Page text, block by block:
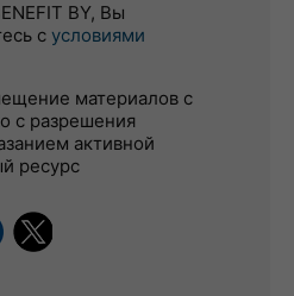
BY, Вы
с условиями
материалов с
с разрешения
активной
ресурс